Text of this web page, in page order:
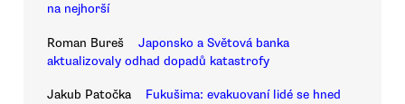
na nejhorší
Roman Bureš
Japonsko a Světová banka
aktualizovaly odhad dopadů katastrofy
Jakub Patočka
Fukušima: evakuovaní lidé se hned